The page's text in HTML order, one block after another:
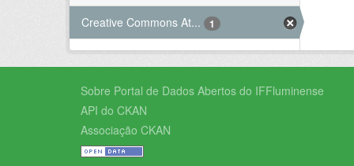
Creative Commons At...
1
Sobre Portal de Dados Abertos do IFFluminense
API do CKAN
Associação CKAN